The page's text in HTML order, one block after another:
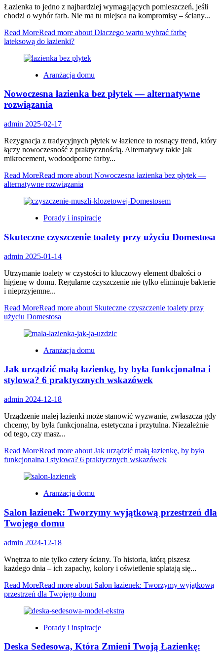
Łazienka to jedno z najbardziej wymagających pomieszczeń, jeśli
chodzi o wybór farb. Nie ma tu miejsca na kompromisy – ściany...
Read MoreRead more about Dlaczego warto wybrać farbę
lateksową do łazienki?
Aranżacja domu
Nowoczesna łazienka bez płytek — alternatywne
rozwiązania
admin 2025-02-17
Rezygnacja z tradycyjnych płytek w łazience to rosnący trend, który
łączy nowoczesność z praktycznością. Alternatywy takie jak
mikrocement, wodoodporne farby...
Read MoreRead more about Nowoczesna łazienka bez płytek —
alternatywne rozwiązania
Porady i inspiracje
Skuteczne czyszczenie toalety przy użyciu Domestosa
admin 2025-01-14
Utrzymanie toalety w czystości to kluczowy element dbałości o
higienę w domu. Regularne czyszczenie nie tylko eliminuje bakterie
i nieprzyjemne...
Read MoreRead more about Skuteczne czyszczenie toalety przy
użyciu Domestosa
Aranżacja domu
Jak urządzić małą łazienkę, by była funkcjonalna i
stylowa? 6 praktycznych wskazówek
admin 2024-12-18
Urządzenie małej łazienki może stanowić wyzwanie, zwłaszcza gdy
chcemy, by była funkcjonalna, estetyczna i przytulna. Niezależnie
od tego, czy masz...
Read MoreRead more about Jak urządzić małą łazienkę, by była
funkcjonalna i stylowa? 6 praktycznych wskazówek
Aranżacja domu
Salon łazienek: Tworzymy wyjątkową przestrzeń dla
Twojego domu
admin 2024-12-18
Wnętrza to nie tylko cztery ściany. To historia, którą piszesz
każdego dnia – ich zapachy, kolory i oświetlenie splatają się...
Read MoreRead more about Salon łazienek: Tworzymy wyjątkową
przestrzeń dla Twojego domu
Porady i inspiracje
Deska Sedesowa, Która Zmieni Twoją Łazienkę: